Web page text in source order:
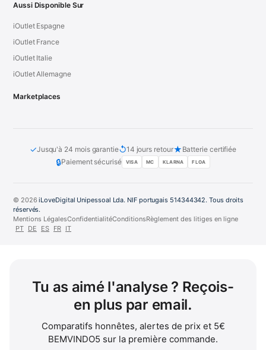
Aussi Disponible Sur
iOutlet Espagne
iOutlet France
iOutlet Italie
iOutlet Allemagne
Marketplaces
✓Jusqu'à 24 mois garantie↺14 jours retour★ Batterie certifiée
🔒Paiement sécurisé VISA MC KLARNA FLOA
© 2026iLoveDigital Unipessoal Lda. NIF portugais 514344342. Tous droits
réservés.
Mentions LégalesConfidentialitéConditionsRèglement des litiges en ligne
PT DE ES FR IT
Tu as aimé l'analyse ? Reçois-
en plus par email.
Comparatifs honnêtes, alertes de prix et 5€
BEMVINDO5 sur la première commande.